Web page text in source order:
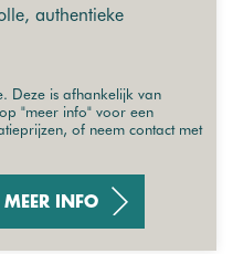
authentieke
Deze is afhankelijk van
"meer info" voor een
of neem contact met
MEER INFO